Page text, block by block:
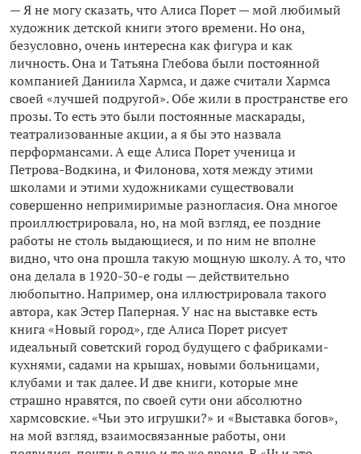
— Я не могу сказать, что Алиса Порет — мой любимый
художник детской книги этого времени. Но она,
безусловно, очень интересна как фигура и как
личность. Она и Татьяна Глебова были постоянной
компанией Даниила Хармса, и даже считали Хармса
своей «лучшей подругой». Обе жили в пространстве его
прозы. То есть это были постоянные маскарады,
театрализованные акции, а я бы это назвала
перформансами. А еще Алиса Порет ученица и
Петрова-Водкина, и Филонова, хотя между этими
школами и этими художниками существовали
совершенно непримиримые разногласия. Она многое
проиллюстрировала, но, на мой взгляд, ее поздние
работы не столь выдающиеся, и по ним не вполне
видно, что она прошла такую мощную школу. А то, что
она делала в 1920-30-е годы — действительно
любопытно. Например, она иллюстрировала такого
автора, как Эстер Паперная. У нас на выставке есть
книга «Новый город», где Алиса Порет рисует
идеальный советский город будущего с фабриками-
кухнями, садами на крышах, новыми больницами,
клубами и так далее. И две книги, которые мне
страшно нравятся, по своей сути они абсолютно
хармсовские. «Чьи это игрушки?» и «Выставка богов»,
на мой взгляд, взаимосвязанные работы, они